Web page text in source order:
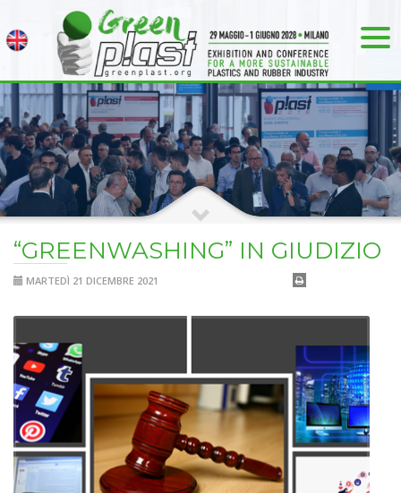
“GREENWASHING” IN GIUDIZIO
MARTEDÌ 21 DICEMBRE 2021